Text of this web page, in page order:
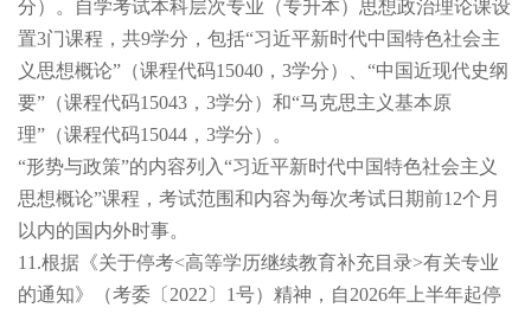
分）。自学考试本科层次专业（专升本）思想政治理论课设
置3门课程，共9学分，包括“习近平新时代中国特色社会主
义思想概论”（课程代码15040，3学分）、“中国近现代史纲
要”（课程代码15043，3学分）和“马克思主义基本原
理”（课程代码15044，3学分）。
“形势与政策”的内容列入“习近平新时代中国特色社会主义
思想概论”课程，考试范围和内容为每次考试日期前12个月
以内的国内外时事。
11.根据《关于停考<高等学历继续教育补充目录>有关专业
的通知》（考委〔2022〕1号）精神，自2026年上半年起停